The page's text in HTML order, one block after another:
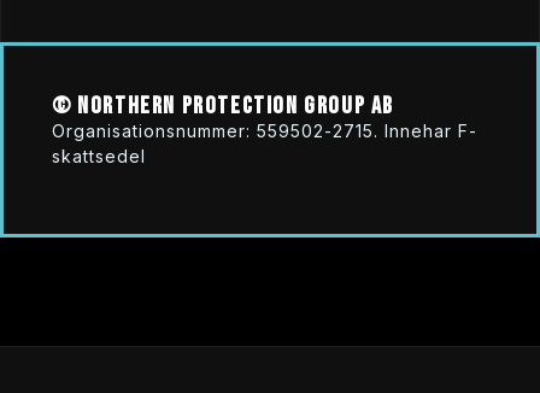
© Northern Protection Group AB
Organisationsnummer: 559502-2715. Innehar F-
skattsedel